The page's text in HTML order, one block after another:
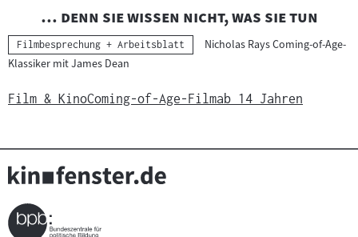
"
… denn sie wissen nicht, was sie tun
Kategorie:
Filmbesprechung + Arbeitsblatt
Nicholas Rays Coming-of-Age-
Klassiker mit James Dean
Film & KinoComing-of-Age-Filmab 14 Jahren